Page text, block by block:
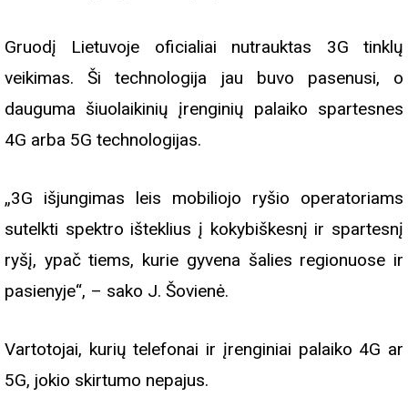
Gruodį Lietuvoje oficialiai nutrauktas 3G tinklų
veikimas. Ši technologija jau buvo pasenusi, o
dauguma šiuolaikinių įrenginių palaiko spartesnes
4G arba 5G technologijas.
„3G išjungimas leis mobiliojo ryšio operatoriams
sutelkti spektro išteklius į kokybiškesnį ir spartesnį
ryšį, ypač tiems, kurie gyvena šalies regionuose ir
pasienyje“, – sako J. Šovienė.
Vartotojai, kurių telefonai ir įrenginiai palaiko 4G ar
5G, jokio skirtumo nepajus.